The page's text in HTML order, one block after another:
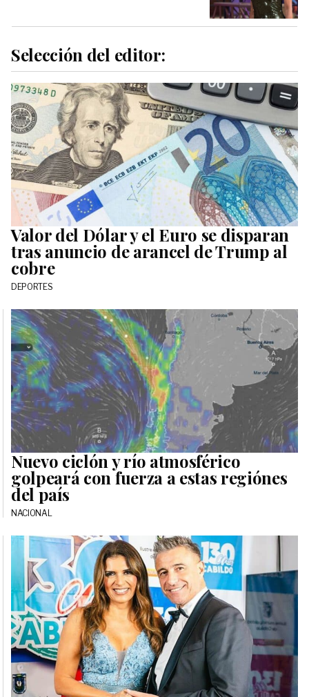
Selección del editor:
Valor del Dólar y el Euro se disparan
tras anuncio de arancel de Trump al
cobre
DEPORTES
Nuevo ciclón y río atmosférico
golpeará con fuerza a estas regiónes
del país
NACIONAL